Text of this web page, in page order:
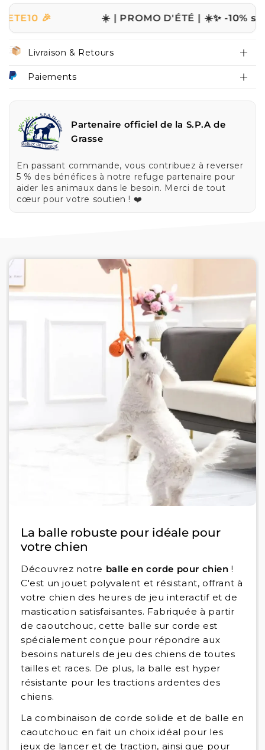
🎉 ☀️ | PROMO D'ÉTÉ | ☀️✨ -10% sur
Livraison & Retours
Paiements
Partenaire officiel de la S.P.A de
Grasse
En passant commande, vous contribuez à reverser
5 % des bénéfices à notre refuge partenaire pour
aider les animaux dans le besoin. Merci de tout
cœur pour votre soutien ! ❤️
La balle robuste pour idéale pour
votre chien
Découvrez notre balle en corde pour chien !
C'est un jouet polyvalent et résistant, offrant à
votre chien des heures de jeu interactif et de
mastication satisfaisantes. Fabriquée à partir
de caoutchouc, cette balle sur corde est
spécialement conçue pour répondre aux
besoins naturels de jeu des chiens de toutes
tailles et races. De plus, la balle est hyper
résistante pour les tractions ardentes des
chiens.
La combinaison de corde solide et de balle en
caoutchouc en fait un choix idéal pour les
jeux de lancer et de traction, ainsi que pour